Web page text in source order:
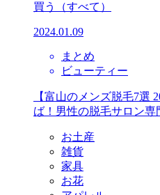
買う （すべて）
2024.01.09
まとめ
ビューティー
【富山のメンズ脱毛7選
ば！男性の脱毛サロン専
お土産
雑貨
家具
お花